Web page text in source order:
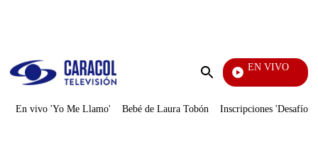
Enviar
EN VIVO
Televentas
En vivo 'Yo Me Llamo' Bebé de Laura Tobón Inscripciones 'Desafío'